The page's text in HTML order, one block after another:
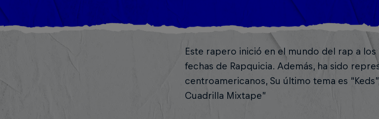
Este rapero inició en el mundo del rap a
fechas de Rapquicia. Además, ha sido
centroamericanos, Su último tema es
Cuadrilla Mixtape”